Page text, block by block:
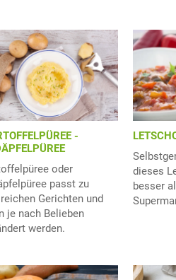
-
oder
passt zu
Gerichten und
je nach Belieben
werden.
dieses
besser